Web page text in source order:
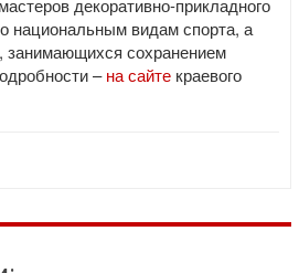
декоративно-прикладного
национальным видам спорта, а
занимающихся сохранением
–на сайте краевого